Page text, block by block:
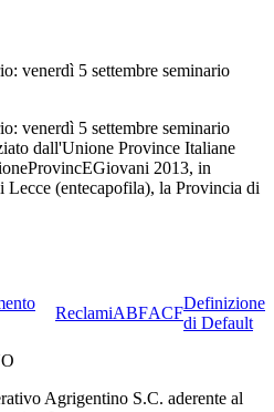
venerdì 5 settembre seminario
venerdì 5 settembre seminario
dall'Unione Province Italiane
2013, in
Lecce (entecapofila), la Provincia di
ReclamiABFACF
Definizione
di Default
Agrigentino S.C. aderente al